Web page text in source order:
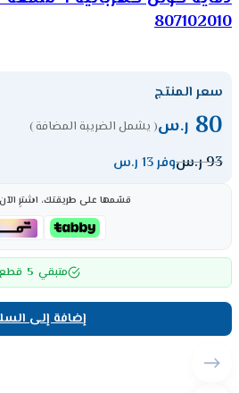
807102010
سعر المنتج
80 ر.س( يشمل الضريبة المضافة )
93ر.سوفر 13 ر.س
قسّمها على طريقتك، اشترِ
متبقي 5 قطع
إضافة إلى